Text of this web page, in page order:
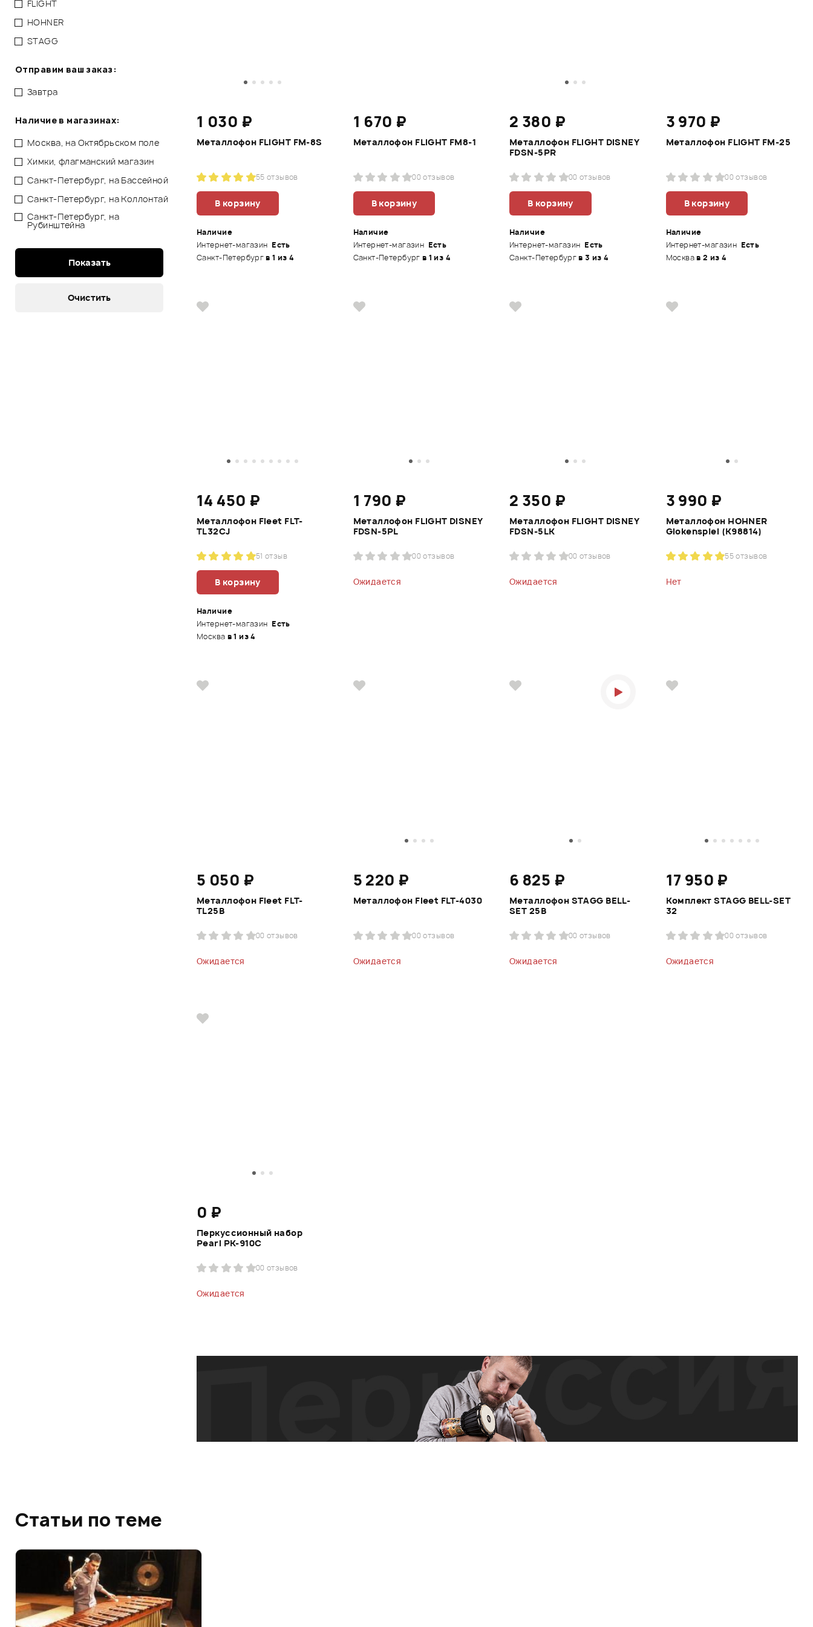
FLIGHT
HOHNER
STAGG
Отправим ваш заказ:
Завтра
Наличие в магазинах:
Москва, на Октябрьском поле
Химки, флагманский магазин
Санкт-Петербург, на Бассейной
Санкт-Петербург, на Коллонтай
Санкт-Петербург, на
Рубинштейна
1 030 ₽
Металлофон FLIGHT FM-8S
55 отзывов
В корзину
Наличие
Интернет-магазин Есть
Санкт-Петербургв 1 из 4
1 670 ₽
Металлофон FLIGHT FM8-1
00 отзывов
В корзину
Наличие
Интернет-магазин Есть
Санкт-Петербург в 1 из 4
2 380 ₽
Металлофон FLIGHT DISNEY
FDSN-5PR
00 отзывов
В корзину
Наличие
Интернет-магазин Есть
Санкт-Петербургв 3 из 4
3 970 ₽
Металлофон FLIGHT FM-25
00 отзывов
В корзину
Наличие
Интернет-магазин Есть
Москвав 2 из 4
14 450 ₽
Металлофон Fleet FLT-
TL32CJ
51 отзыв
В корзину
Наличие
Интернет-магазин Есть
Москва в 1 из 4
1 790 ₽
Металлофон FLIGHT DISNEY
FDSN-5PL
00 отзывов
Ожидается
2 350 ₽
Металлофон FLIGHT DISNEY
FDSN-5LK
00 отзывов
Ожидается
3 990 ₽
Металлофон HOHNER
Glokenspiel (K98814)
55 отзывов
Нет
5 050 ₽
Металлофон Fleet FLT-
TL25B
00 отзывов
Ожидается
5 220 ₽
Металлофон Fleet FLT-4030
00 отзывов
Ожидается
6 825 ₽
Металлофон STAGG BELL-
SET 25B
00 отзывов
Ожидается
17 950 ₽
Комплект STAGG BELL-SET
32
00 отзывов
Ожидается
0 ₽
Перкуссионный набор
Pearl PK-910C
00 отзывов
Ожидается
Статьи по теме